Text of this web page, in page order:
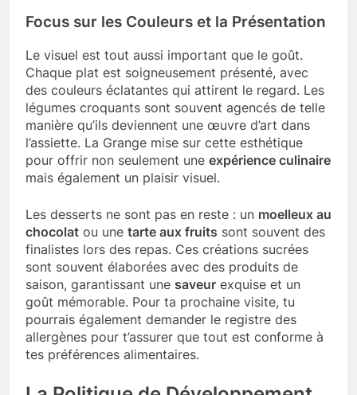
Focus sur les Couleurs et la Présentation
Le visuel est tout aussi important que le goût.
Chaque plat est soigneusement présenté, avec
des couleurs éclatantes qui attirent le regard. Les
légumes croquants sont souvent agencés de telle
manière qu’ils deviennent une œuvre d’art dans
l’assiette. La Grange mise sur cette esthétique
pour offrir non seulement une expérience culinaire
mais également un plaisir visuel.
Les desserts ne sont pas en reste : un moelleux au
chocolat ou une tarte aux fruits sont souvent des
finalistes lors des repas. Ces créations sucrées
sont souvent élaborées avec des produits de
saison, garantissant une saveur exquise et un
goût mémorable. Pour ta prochaine visite, tu
pourrais également demander le registre des
allergènes pour t’assurer que tout est conforme à
tes préférences alimentaires.